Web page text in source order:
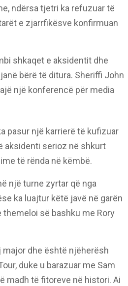
ndërsa tjetri ka refuzuar të
e zjarrfikësve konfirmuan
shkaqet e aksidentit dhe
bërë të ditura. Sheriffi John
një konferencë për media
pasur një karrierë të kufizuar
aksidenti serioz në shkurt
të rënda në këmbë.
një turne zyrtar që nga
ka luajtur këtë javë në garën
themeloi së bashku me Rory
dhe është njëherësh
duke u barazuar me Sam
madh të fitoreve në histori. Ai